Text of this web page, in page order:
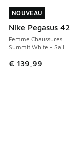
NOUVEAU
Nike Pegasus 42
Femme Chaussures
Summit White - Sail
€ 139,99
NOUVEAU